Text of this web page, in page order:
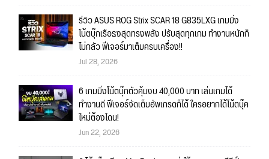
รีวิว ASUS ROG Strix SCAR 18 G835LXG เกมมิ่ง
โน้ตบุ๊กเรือธงสุดทรงพลัง ปรับสุดทุกเกม ทำงานหนักก็
ไม่กลัว ฟีเจอร์มาเต็มครบเครื่อง!!
Jul 28, 2026
6 เกมมิ่งโน้ตบุ๊กตัวคุ้มงบ 40,000 บาท เล่นเกมได้
ทำงานดี ฟีเจอร์จัดเต็มอัพเกรดก็ได้ ใครอยากได้โน้ตบุ๊ค
ใหม่ต้องโดน!
Jun 22, 2026